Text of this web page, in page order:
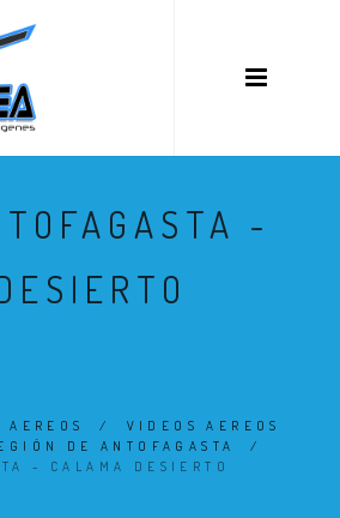
-
/ VIDEOS AEREOS
DE ANTOFAGASTA
/
- CALAMA DESIERTO